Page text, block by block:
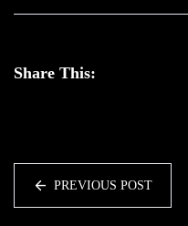
Share This:
PREVIOUS POST